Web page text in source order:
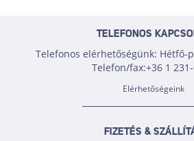
TELEFONOS
Telefonos elérhetőségünk: Hétfő-
Telefon/fax:+36 1
Elérhetőségeink
FIZETÉS &